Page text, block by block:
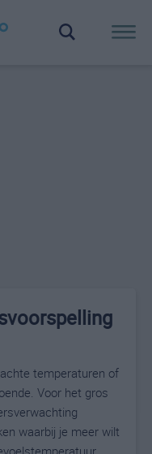
temperaturen of
Voor het gros
waarbij je meer wilt